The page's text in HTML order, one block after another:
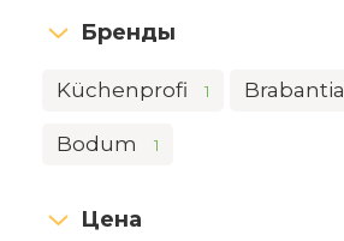
Бренды
Küchenprofi 1 Brabantia
Bodum 1
Цена